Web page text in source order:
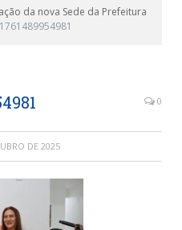
da nova Sede da Prefeitura
0
DE 2025